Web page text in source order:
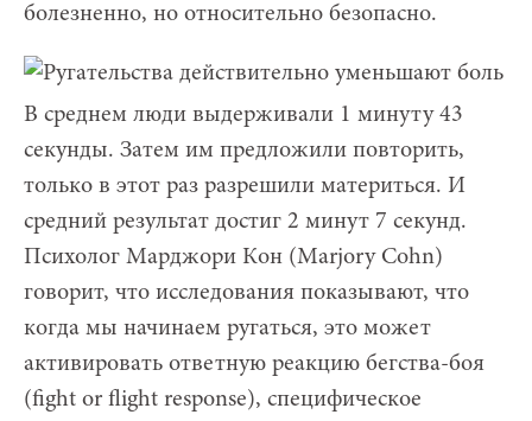
болезненно, но относительно безопасно.
В среднем люди выдерживали 1 минуту 43
секунды. Затем им предложили повторить,
только в этот раз разрешили материться. И
средний результат достиг 2 минут 7 секунд.
Психолог Марджори Кон (Marjory Cohn)
говорит, что исследования показывают, что
когда мы начинаем ругаться, это может
активировать ответную реакцию бегства-боя
(fight or flight response), специфическое